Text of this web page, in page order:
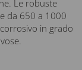
Le robuste
da 650 a 1000
in grado